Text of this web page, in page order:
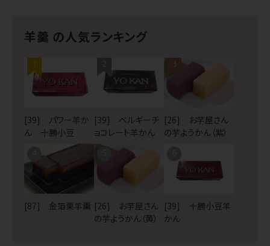
羊羹 の人気ランキング
1
[39] パワー羊か
ん 十勝小豆
[39] ベルギーチ
ョコレート羊かん
3
[26] お芋屋さん
の芋ようかん（紫）
[87] 金箔栗羊羹 [26] お芋屋さん
の芋ようかん（黄）
[39] 十勝小豆羊
かん